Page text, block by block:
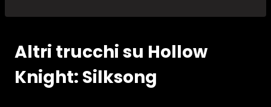
Altri trucchi su Hollow
Knight: Silksong